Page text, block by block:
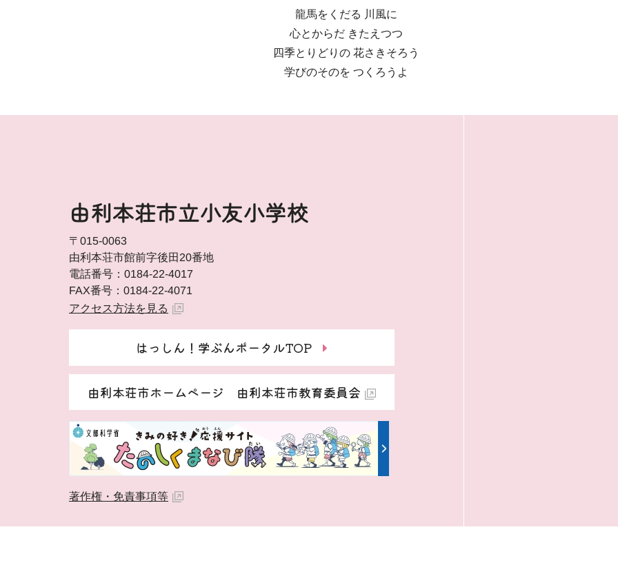
龍馬をくだる 川風に
心とからだ きたえつつ
四季とりどりの 花さきそろう
学びのそのを つくろうよ
由利本荘市立小友小学校
〒015-0063
由利本荘市館前字後田20番地
電話番号：0184-22-4017
FAX番号：0184-22-4071
アクセス方法を見る
はっしん！学ぶんポータルTOP
由利本荘市ホームページ 由利本荘市教育委員会
著作権・免責事項等